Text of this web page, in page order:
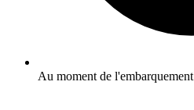
Au moment de l'embarquement